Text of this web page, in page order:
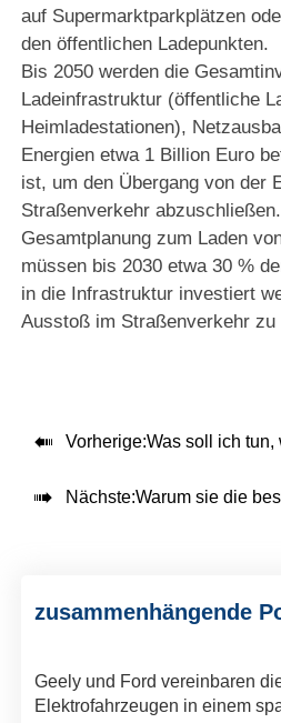
auf Supermarktparkplätzen
den öffentlichen Ladepunkten.
Bis 2050 werden die
Ladeinfrastruktur (öffentliche
Heimladestationen),
Energien etwa 1 Billion Euro
ist, um den Übergang von der
Straßenverkehr
Gesamtplanung zum Laden
müssen bis 2030 etwa 30 %
in die Infrastruktur investiert
Ausstoß im Straßenverkehr zu
 Vorherige:Was soll ich tun, wenn dem
 Nächste:Warum sie die beste Wahl
zusammenhängende
Geely und Ford vereinbaren
Elektrofahrzeugen in einem